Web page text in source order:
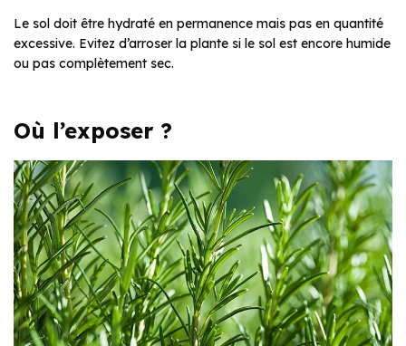
Le sol doit être hydraté en permanence mais pas en quantité
excessive. Evitez d’arroser la plante si le sol est encore humide
ou pas complètement sec.
Où l’exposer ?